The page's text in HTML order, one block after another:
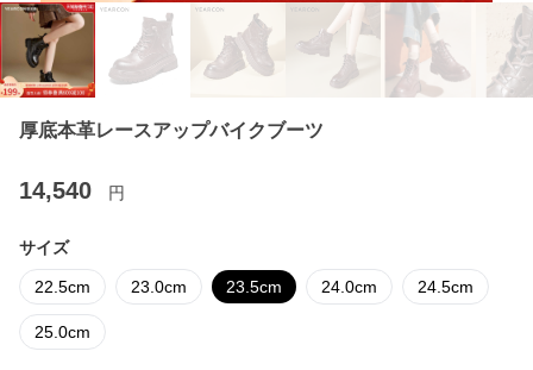
厚底本革レースアップバイクブーツ
14,540 円
サイズ
22.5cm 23.0cm 23.5cm 24.0cm 24.5cm
25.0cm